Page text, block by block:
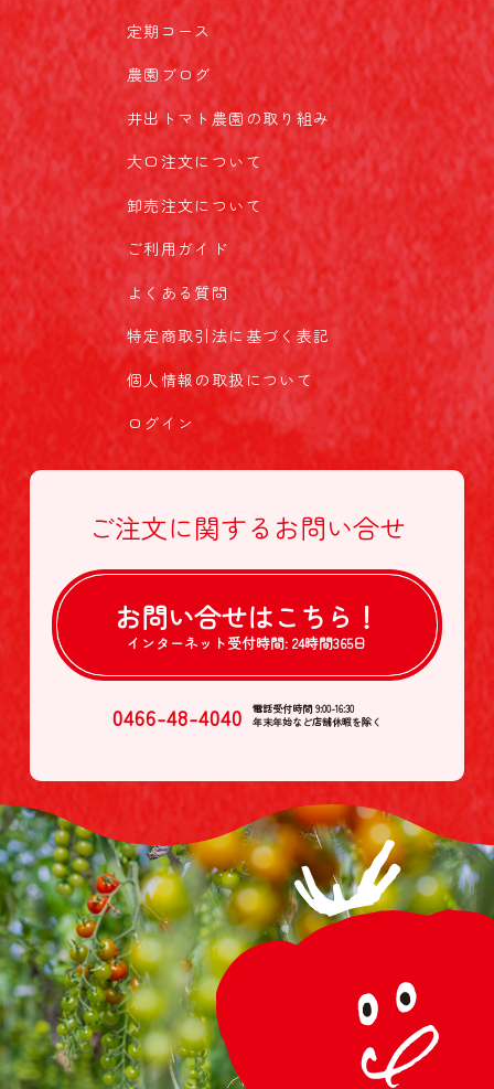
定期コース
農園ブログ
井出トマト農園の取り組み
大口注文について
卸売注文について
ご利用ガイド
よくある質問
特定商取引法に基づく表記
個人情報の取扱について
ログイン
ご注文に関する お問い合せ
お問い合せはこちら！
インターネット受付時間: 24時間365日
0466-48-4040
電話受付時間 9:00-16:30
年末年始など店舗休暇を除く